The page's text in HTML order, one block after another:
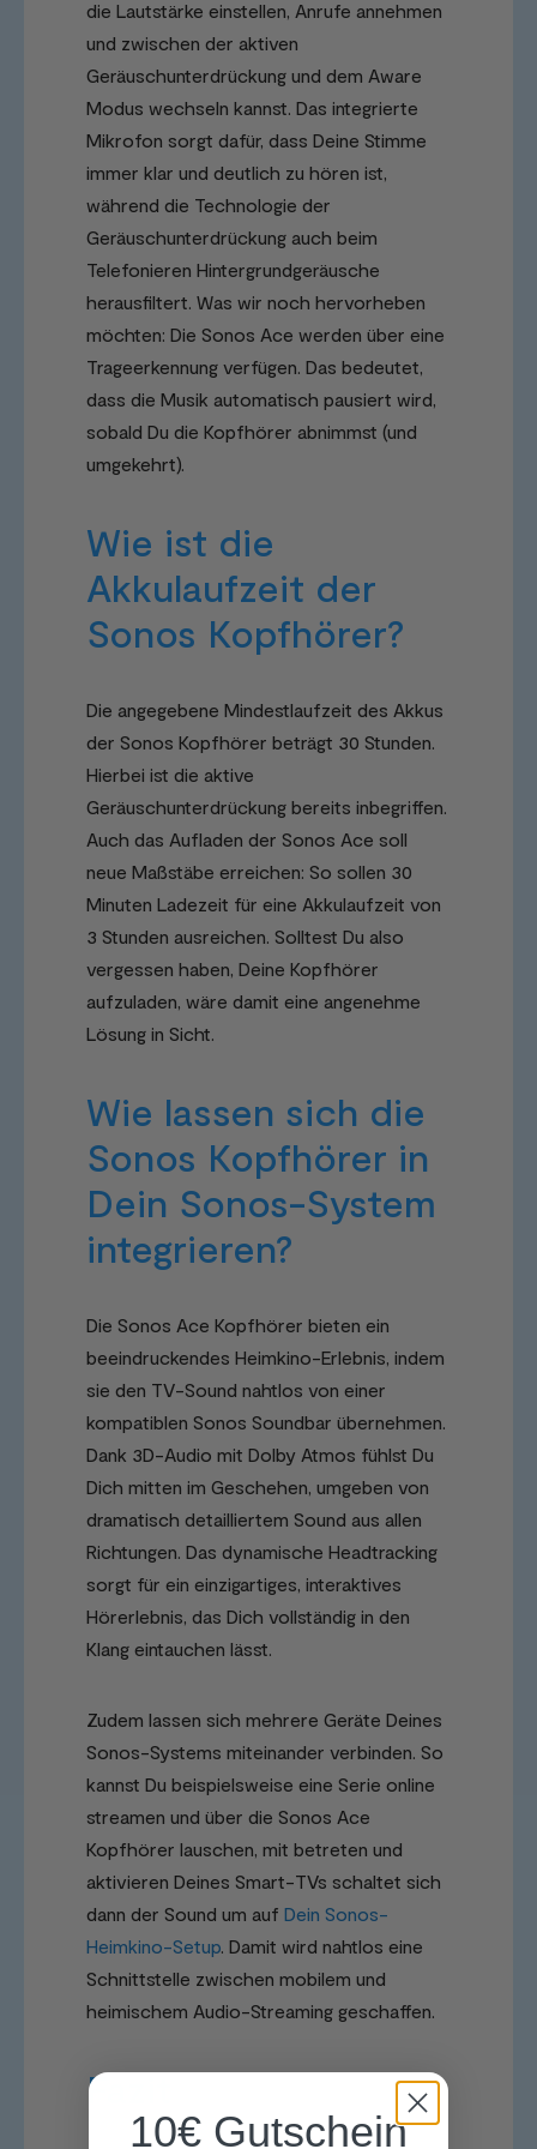
die Lautstärke einstellen, Anrufe annehmen
und zwischen der aktiven
Geräuschunterdrückung und dem Aware
Modus wechseln kannst. Das integrierte
Mikrofon sorgt dafür, dass Deine Stimme
immer klar und deutlich zu hören ist,
während die Technologie der
Geräuschunterdrückung auch beim
Telefonieren Hintergrundgeräusche
herausfiltert. Was wir noch hervorheben
möchten: Die Sonos Ace werden über eine
Trageerkennung verfügen. Das bedeutet,
dass die Musik automatisch pausiert wird,
sobald Du die Kopfhörer abnimmst (und
umgekehrt).
Wie ist die
Akkulaufzeit der
Sonos Kopfhörer?
Die angegebene Mindestlaufzeit des Akkus
der Sonos Kopfhörer beträgt 30 Stunden.
Hierbei ist die aktive
Geräuschunterdrückung bereits inbegriffen.
Auch das Aufladen der Sonos Ace soll
neue Maßstäbe erreichen: So sollen 30
Minuten Ladezeit für eine Akkulaufzeit von
3 Stunden ausreichen. Solltest Du also
vergessen haben, Deine Kopfhörer
aufzuladen, wäre damit eine angenehme
Lösung in Sicht.
Wie lassen sich die
Sonos Kopfhörer in
Dein Sonos-System
integrieren?
Die Sonos Ace Kopfhörer bieten ein
beeindruckendes Heimkino-Erlebnis, indem
sie den TV-Sound nahtlos von einer
kompatiblen Sonos Soundbar übernehmen.
Dank 3D-Audio mit Dolby Atmos fühlst Du
Dich mitten im Geschehen, umgeben von
dramatisch detailliertem Sound aus allen
Richtungen. Das dynamische Headtracking
sorgt für ein einzigartiges, interaktives
Hörerlebnis, das Dich vollständig in den
Klang eintauchen lässt.
Zudem lassen sich mehrere Geräte Deines
Sonos-Systems miteinander verbinden. So
kannst Du beispielsweise eine Serie online
streamen und über die Sonos Ace
Kopfhörer lauschen, mit betreten und
aktivieren Deines Smart-TVs schaltet sich
dann der Sound um auf Dein Sonos-
Heimkino-Setup. Damit wird nahtlos eine
Schnittstelle zwischen mobilem und
heimischem Audio-Streaming geschaffen.
Fazit
10€ Gutschein